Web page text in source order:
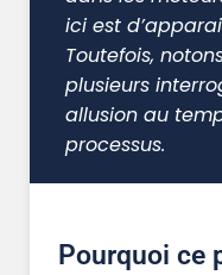
ici est
Toutefois,
plusieurs
allusion au
processus.
Pourquoi ce